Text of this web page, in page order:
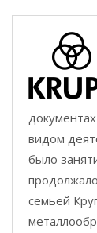
видом
было
семьей